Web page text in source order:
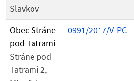
Slavkov
Obec Stráne
pod Tatrami
Stráne pod
Tatrami 2,
0991/2017/V-PC